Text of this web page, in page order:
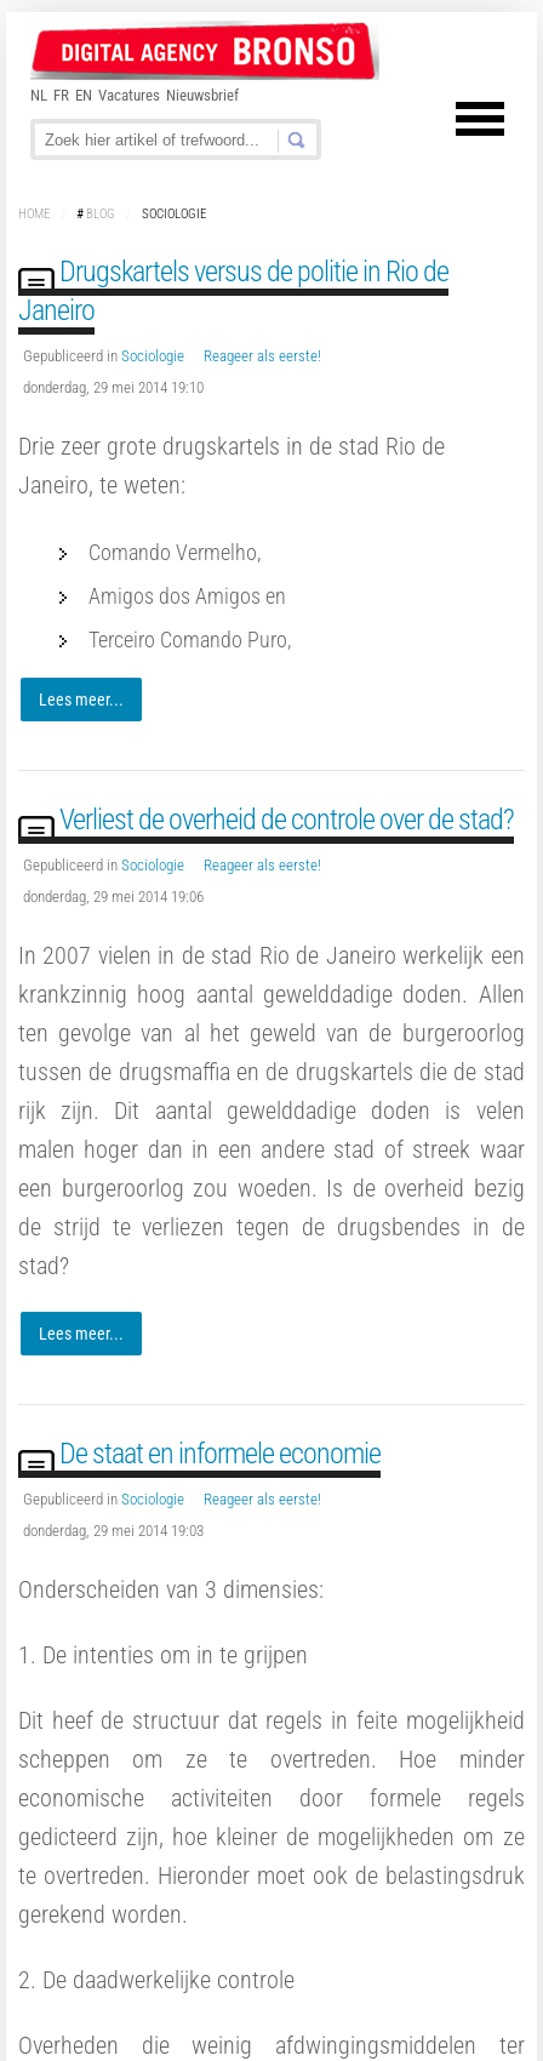
NL FR EN Vacatures Nieuwsbrief
HOME # BLOG SOCIOLOGIE
Drugskartels versus de politie in Rio de
Janeiro
Gepubliceerd in Sociologie
Reageer als eerste!
donderdag, 29 mei 2014 19:10
Drie zeer grote drugskartels in de stad Rio de
Janeiro, te weten:
Comando Vermelho,
Amigos dos Amigos en
Terceiro Comando Puro,
Lees meer...
Verliest de overheid de controle over de stad?
Gepubliceerd in Sociologie
Reageer als eerste!
donderdag, 29 mei 2014 19:06
In 2007 vielen in de stad Rio de Janeiro werkelijk een
krankzinnig hoog aantal gewelddadige doden. Allen
ten gevolge van al het geweld van de burgeroorlog
tussen de drugsmaffia en de drugskartels die de stad
rijk zijn. Dit aantal gewelddadige doden is velen
malen hoger dan in een andere stad of streek waar
een burgeroorlog zou woeden. Is de overheid bezig
de strijd te verliezen tegen de drugsbendes in de
stad?
Lees meer...
De staat en informele economie
Gepubliceerd in Sociologie
Reageer als eerste!
donderdag, 29 mei 2014 19:03
Onderscheiden van 3 dimensies:
1. De intenties om in te grijpen
Dit heef de structuur dat regels in feite mogelijkheid
scheppen om ze te overtreden. Hoe minder
economische activiteiten door formele regels
gedicteerd zijn, hoe kleiner de mogelijkheden om ze
te overtreden. Hieronder moet ook de belastingsdruk
gerekend worden.
2. De daadwerkelijke controle
Overheden die weinig afdwingingsmiddelen ter